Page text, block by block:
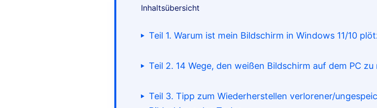
Inhaltsübersicht
Teil 1. Warum ist mein Bildschirm in Windows 11/10
Teil 2. 14 Wege, den weißen Bildschirm auf dem PC zu
Methode 1. Monitor-/Grafikkartenverbindung
Teil 3. Tipp zum Wiederherstellen verlorener/